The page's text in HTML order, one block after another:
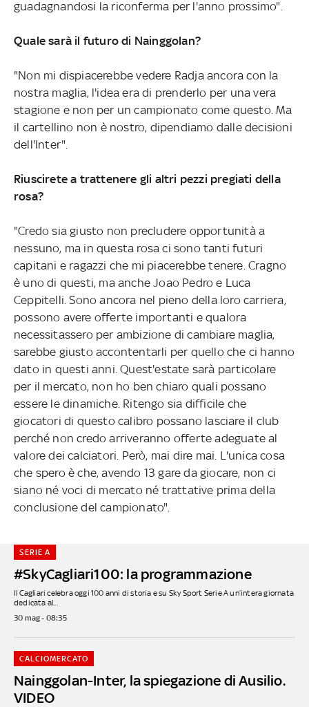
guadagnandosi la riconferma per l'anno prossimo".
Quale sarà il futuro di Nainggolan?
"Non mi dispiacerebbe vedere Radja ancora con la
nostra maglia, l'idea era di prenderlo per una vera
stagione e non per un campionato come questo. Ma
il cartellino non è nostro, dipendiamo dalle decisioni
dell'Inter".
Riuscirete a trattenere gli altri pezzi pregiati della
rosa?
"Credo sia giusto non precludere opportunità a
nessuno, ma in questa rosa ci sono tanti futuri
capitani e ragazzi che mi piacerebbe tenere. Cragno
è uno di questi, ma anche Joao Pedro e Luca
Ceppitelli. Sono ancora nel pieno della loro carriera,
possono avere offerte importanti e qualora
necessitassero per ambizione di cambiare maglia,
sarebbe giusto accontentarli per quello che ci hanno
dato in questi anni. Quest'estate sarà particolare
per il mercato, non ho ben chiaro quali possano
essere le dinamiche. Ritengo sia difficile che
giocatori di questo calibro possano lasciare il club
perché non credo arriveranno offerte adeguate al
valore dei calciatori. Però, mai dire mai. L'unica cosa
che spero è che, avendo 13 gare da giocare, non ci
siano né voci di mercato né trattative prima della
conclusione del campionato".
#SkyCagliari100: la programmazione
SERIE A
Il Cagliari celebra oggi 100 anni di storia e su Sky Sport Serie A un’intera giornata
dedicata al...
30 mag - 08:35
Nainggolan-Inter, la spiegazione di Ausilio.
VIDEO
CALCIOMERCATO